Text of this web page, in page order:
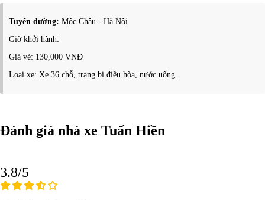
Tuyến đường: Mộc Châu - Hà Nội
Giờ khởi hành:
Giá vé: 130,000 VNĐ
Loại xe: Xe 36 chỗ, trang bị điều hòa, nước uống.
Đánh giá nhà xe Tuấn Hiền
3.8/5